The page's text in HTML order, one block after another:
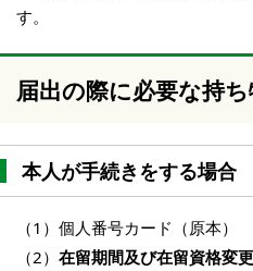
す。
届出の際に必要な持
本人が手続きをする場合
（1）個人番号カード（原本）
（2） 在留期間及び在留資格変